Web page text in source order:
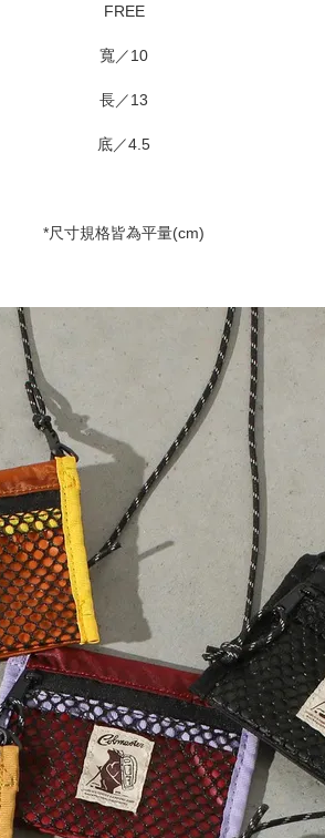
FREE
寬／10
長／13
底／4.5
*尺寸規格皆為平量(cm)